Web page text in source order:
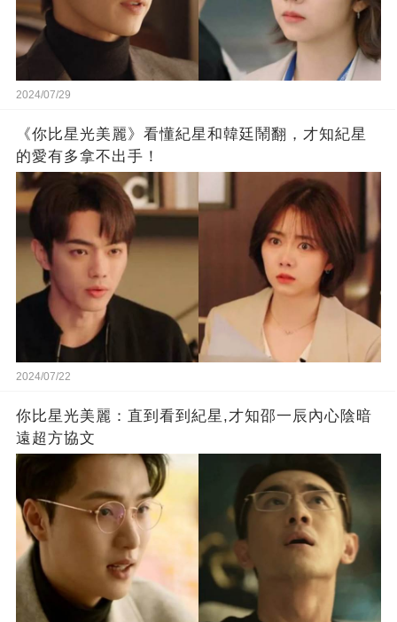
2024/07/29
《你比星光美麗》看懂紀星和韓廷鬧翻，才知紀星
的愛有多拿不出手！
2024/07/22
你比星光美麗：直到看到紀星,才知邵一辰內心陰暗
遠超方協文